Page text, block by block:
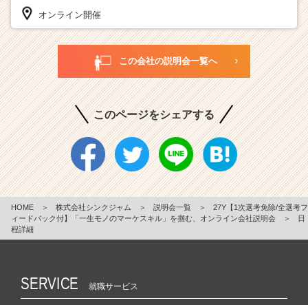
オンライン開催
この会社の説明会一覧へ
このページをシェアする
HOME ＞ 株式会社シンクジャム ＞ 説明会一覧 ＞
27Y【1次選考免除/全選考フ
ィードバック付】「一生モノのマーケスキル」を掴む、オンライン会社説明会
＞
日
程詳細
SERVICE 就職サービス